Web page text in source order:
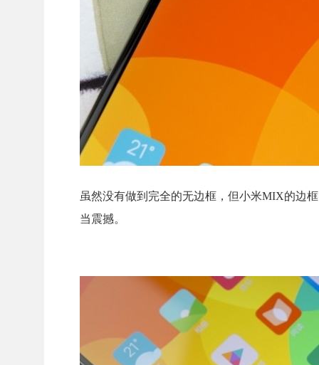
虽然没有做到完全的无边框，但小米MIX的边
当震撼。